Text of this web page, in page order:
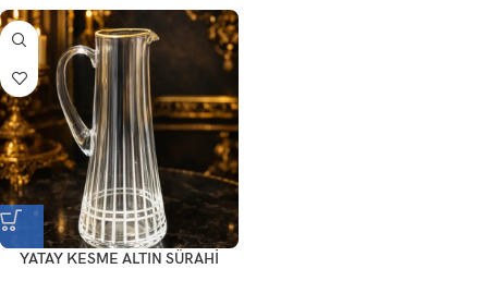
YATAY KESME ALTIN SÜRAHİ